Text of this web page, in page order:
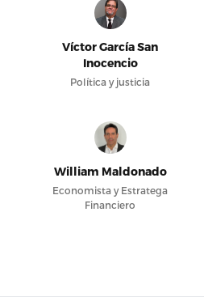
Víctor García San
Inocencio
Política y justicia
William Maldonado
Economista y Estratega
Financiero